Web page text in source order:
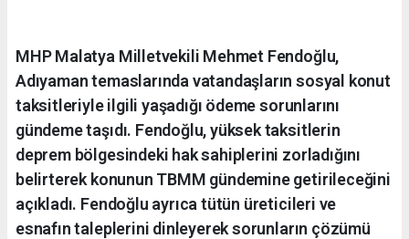
MHP Malatya Milletvekili Mehmet Fendoğlu,
Adıyaman temaslarında vatandaşların sosyal konut
taksitleriyle ilgili yaşadığı ödeme sorunlarını
gündeme taşıdı. Fendoğlu, yüksek taksitlerin
deprem bölgesindeki hak sahiplerini zorladığını
belirterek konunun TBMM gündemine getirileceğini
açıkladı. Fendoğlu ayrıca tütün üreticileri ve
esnafın taleplerini dinleyerek sorunların çözümü